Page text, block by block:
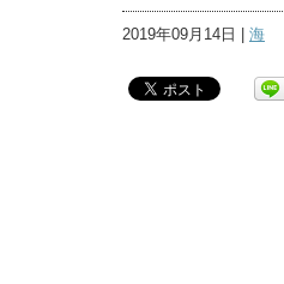
2019年09月14日 | 海